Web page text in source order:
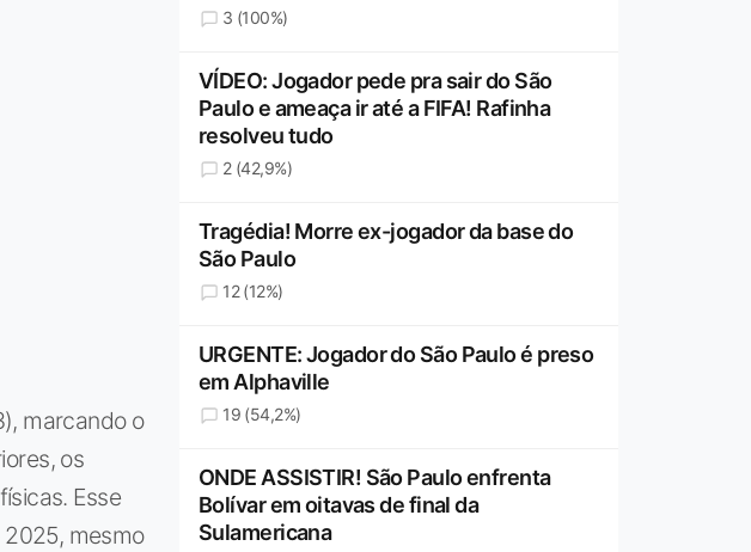
marcando o
os
Esse
mesmo
3 (100%)
VÍDEO: Jogador pede pra sair do São
Paulo e ameaça ir até a FIFA! Rafinha
resolveu tudo
2 (42,9%)
Tragédia! Morre ex-jogador da base do
São Paulo
12 (12%)
URGENTE: Jogador do São Paulo é preso
em Alphaville
19 (54,2%)
ONDE ASSISTIR! São Paulo enfrenta
Bolívar em oitavas de final da
Sulamericana